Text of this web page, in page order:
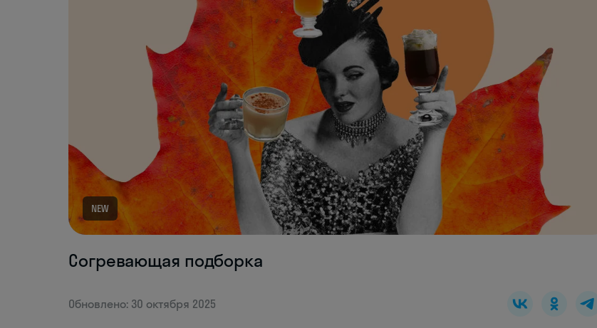
NEW
Согревающая подборка
Обновлено: 30 октября 2025